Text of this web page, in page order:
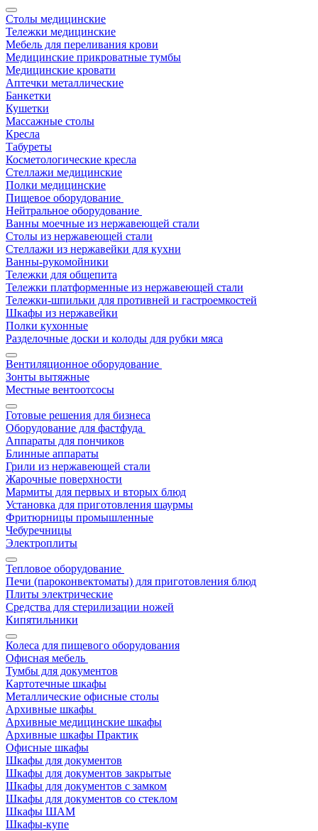
Столы медицинские
Тележки медицинские
Мебель для переливания крови
Медицинские прикроватные тумбы
Медицинские кровати
Аптечки металлические
Банкетки
Кушетки
Массажные столы
Кресла
Табуреты
Косметологические кресла
Стеллажи медицинские
Полки медицинские
Пищевое оборудование
Нейтральное оборудование
Ванны моечные из нержавеющей стали
Столы из нержавеющей стали
Стеллажи из нержавейки для кухни
Ванны-рукомойники
Тележки для общепита
Тележки платформенные из нержавеющей стали
Тележки-шпильки для противней и гастроемкостей
Шкафы из нержавейки
Полки кухонные
Разделочные доски и колоды для рубки мяса
Вентиляционное оборудование
Зонты вытяжные
Местные вентоотсосы
Готовые решения для бизнеса
Оборудование для фастфуда
Аппараты для пончиков
Блинные аппараты
Грили из нержавеющей стали
Жарочные поверхности
Мармиты для первых и вторых блюд
Установка для приготовления шаурмы
Фритюрницы промышленные
Чебуречницы
Электроплиты
Тепловое оборудование
Печи (пароконвектоматы) для приготовления блюд
Плиты электрические
Средства для стерилизации ножей
Кипятильники
Колеса для пищевого оборудования
Офисная мебель
Тумбы для документов
Картотечные шкафы
Металлические офисные столы
Архивные шкафы
Архивные медицинские шкафы
Архивные шкафы Практик
Офисные шкафы
Шкафы для документов
Шкафы для документов закрытые
Шкафы для документов с замком
Шкафы для документов со стеклом
Шкафы ШАМ
Шкафы-купе